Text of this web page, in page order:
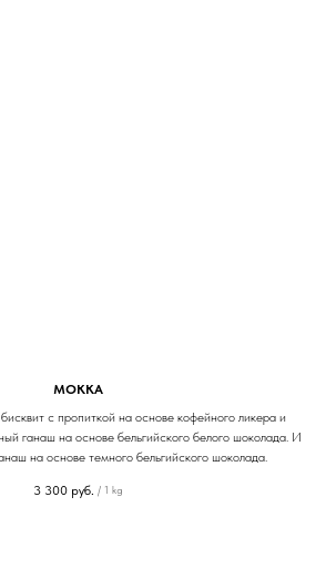
МОККА
с пропиткой на основе кофейного ликера и
ганаш на основе бельгийского белого шоколада. И
на основе темного бельгийского шоколада.
3 300 руб. / 1 kg